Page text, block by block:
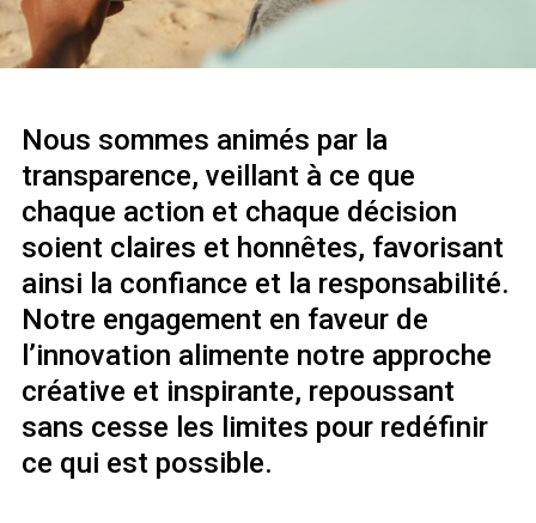
Nous sommes animés par la
transparence, veillant à ce que
chaque action et chaque décision
soient claires et honnêtes, favorisant
ainsi la confiance et la responsabilité.
Notre engagement en faveur de
l’innovation alimente notre approche
créative et inspirante, repoussant
sans cesse les limites pour redéfinir
ce qui est possible.